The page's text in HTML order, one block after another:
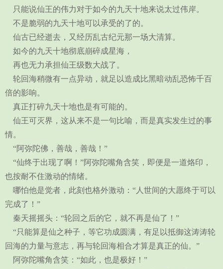
只能说仙王的伟力对于如今的九天十地来说太过伟岸。
不是脆弱的九天十地可以承受的了的。
仙古已经逝去，又经历乱古纪元那一场大清算。
如今的九天十地彻底崩碎成星海，
再也无力承担仙王级数大战了。
轮回海稍微有一点异动，就足以造成比黑暗动乱恐怖千百
倍的影响。
真正打碎九天十地也是有可能的。
仙王可灭界，这从来不是一句比喻，而是真实发生过的事
情。
“阿弥陀佛，善哉，善哉！”
“仙终于出现了啊！”阿弥陀嘴角含笑，即便是一道烙印，
也按耐不住激动的情绪。
哪怕他是觉者，此刻也格外激动：“人世间的大愿终于可以
完成了！”
秦天摇摇头：“轮回之后的它，就不再是仙了！”
“只能算是仙之种子，等它功成圆满，有足以抵御这涛涛轮
回海的力量与意志，再与轮回海相合才算是真正的仙。”
阿弥陀嘴角含笑：“如此，也是极好！”